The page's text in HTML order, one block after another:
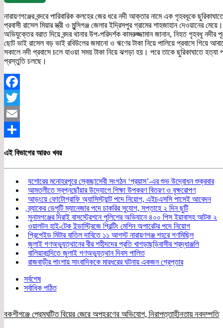
নারায়ণগঞ্জের বন্দরে পারিবারিক কলহের জের ধরে নদী আক্তার নামে এক গৃহবধূকে
প্রবাসী রাসেল মিয়ার স্ত্রী ও মুন্সিগঞ্জ জেলার ইদ্রিসপুর গ্রামের শাহজাহান দেওয়ানের মেয়ে।
অভিযুক্তের বরাত দিয়ে বন্দর থানার উপ-পরিদর্শক কামরুজ্জামান জানান, নিহত গৃহবধূ
ছোট ভাই রাসেল বড় ভাই রবিউলের জমানো ও ঋণের টাকা নিয়ে পালিয়ে প্রবাসে গিয়ে
সকালে নদী প্রবাসে চলে যাওয়া সময় টাকা নিয়ে ঝগড়া হয়। পরে তাকে ছুরিকাঘাতে
প্রস্তুতি চলছে।
Facebook
Twitter
Email
এই বিভাগের আরও খবর
যশোরের মনোহরপুরে স্বেচ্ছাসেবী সংগঠন ‘প্রয়াস’-এর শুভ উদ্বোধন শুক্রবার
আমতলীতে স্বপ্নছোঁয়ার উদ্যোগে শিক্ষা উপকরণ বিতরণ ও বৃক্ষরোপণ
আড়ংয়ে ফোটোগ্রাফি অ্যাসিস্ট্যান্ট পদে নিয়োগ, এইচএসসি পাসেই আবেদন
ব্র্যাকের ডেপুটি ম্যানেজার পদে চাকরির সুযোগ, সপ্তাহে ২ দিন ছুটি
সুনামগঞ্জের দিরাই বাসস্ট্রেশনে পুলিশের অভিযানে ৪০০ পিস ইয়াবাসহ আটক ২
ওয়ালটন হাই-টেক ইন্ডাস্ট্রিজে প্রিন্টিং মেশিন অপারেটর পদে নিয়োগ
প্রিপেইড মিটার বাতিল দাবিতে ১১ আগস্ট নারায়ণগঞ্জ শহরে গণমিছিল
জুলাই গণঅভ্যুত্থানের বীর শহীদদের প্রতি খাগড়াছড়িবাসীর শ্রদ্ধাঞ্জলি
বালিয়াকান্দিতে জুলাই গণঅভ্যুত্থান দিবস পালিত
রাজবাড়ীর পাংশায় সাংবাদিককে মারধরের ঘটনায় একজন গ্রেপ্তার
সর্বশেষ
সর্বাধিক পঠিত
বকশীগঞ্জে প্রেমঘটিত বিয়ের জেরে অপহরণের অভিযোগ, নিরাপত্তাহীনতায় নবদম্পতি